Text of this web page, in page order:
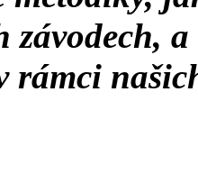
a
rámci